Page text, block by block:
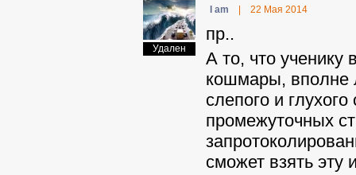
Удален
I am 22 Мая 2014
пр..
А то, что ученику
кошмары, вполне
слепого и
промежуточных
сможет взять эту